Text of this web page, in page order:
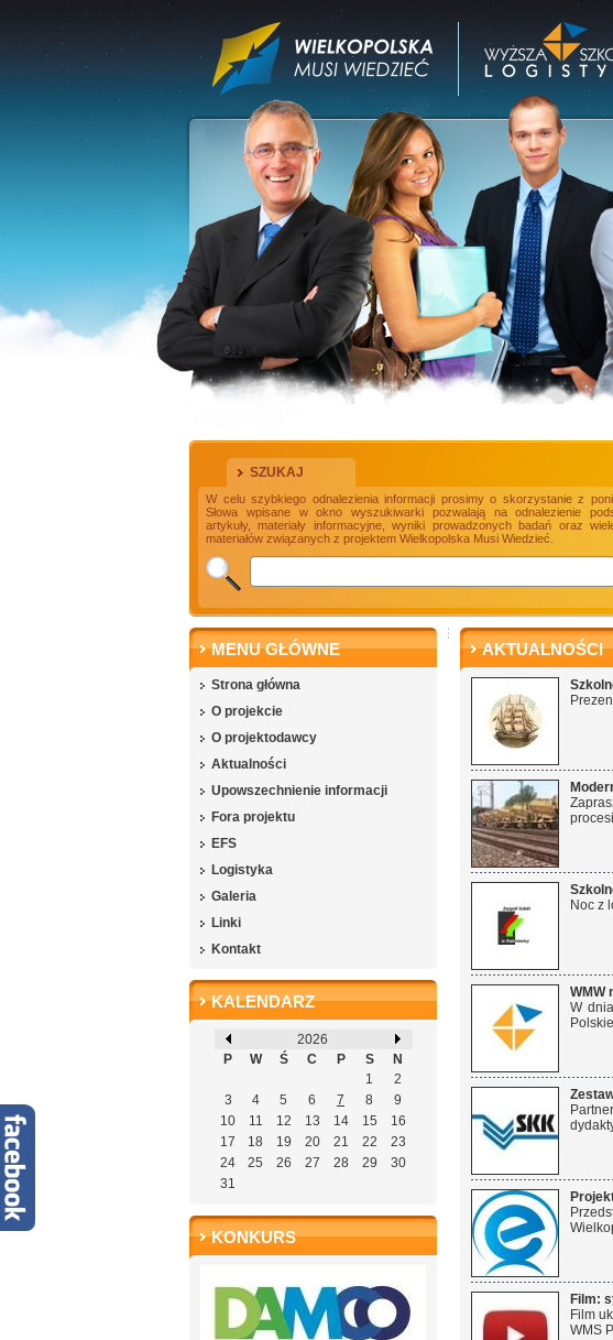
SZUKAJ
W celu szybkiego odnalezienia informacji prosimy o skorzystanie z
Słowa wpisane w okno wyszukiwarki pozwalają na odnalezienie
artykuły, materiały informacyjne, wyniki prowadzonych badań oraz
materiałów związanych z projektem Wielkopolska Musi Wiedzieć.
MENU GŁÓWNE
Strona główna
O projekcie
O projektodawcy
Aktualności
Upowszechnienie informacji
Fora projektu
EFS
Logistyka
Galeria
Linki
Kontakt
KALENDARZ
2026
P
W Ś C P S
N
1
2
3
4 5 6 7 8
9
10
11 12 13 14 15
16
17
18 19 20 21 22
23
24
25 26 27 28 29
30
31
KONKURS
AKTUALNOŚCI
Noc z
WMW
W
Film:
Film
WMS